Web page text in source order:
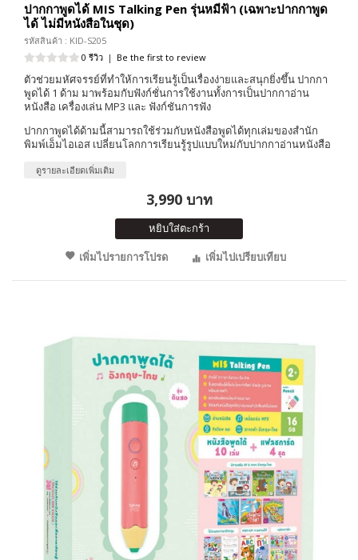
ปากกาพูดได้ MIS Talking Pen รุ่นหมีฟ้า (เฉพาะปากกาพูด
ได้ ไม่มีหนังสือในชุด)
รหัสสินค้า : KID-S205
0 รีวิว | Be the first to review
ตัวช่วยมหัศจรรย์ที่ทำให้การเรียนรู้เป็นเรื่องง่ายและสนุกยิ่งขึ้น ปากกา
พูดได้ 1 ด้าม มาพร้อมกับฟังก์ชั่นการใช้งานทั้งการเป็นปากกาอ่าน
หนังสือ เครื่องเล่น MP3 และ ฟังก์ชันการฟัง
ปากกาพูดได้ด้ามนี้สามารถใช้ร่วมกับหนังสือพูดได้ทุกเล่มของสำนัก
พิมพ์เอ็มไอเอส เปลี่ยนโลกการเรียนรู้รูปแบบใหม่กับปากกาอ่านหนังสือ
ดูรายละเอียดเพิ่มเติม
3,990 บาท
หยิบใส่ตะกร้า
เพิ่มไปรายการโปรด
เพิ่มไปเปรียบเทียบ